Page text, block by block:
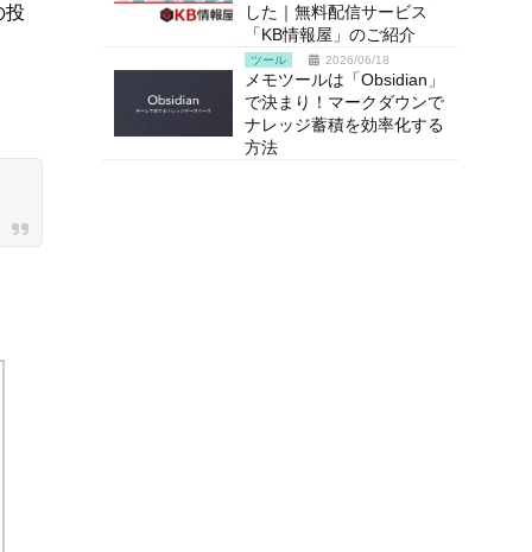
投
した｜無料配信サービス
「KB情報屋」のご紹介
ツール 2026/06/18
メモツールは「Obsidian」
で決まり！マークダウンで
ナレッジ蓄積を効率化する
方法